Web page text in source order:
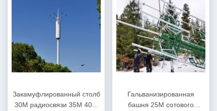
Закамуфлированный столб
30М радиосвязи 35М 40М
Гальванизированная
башня 25М сотового